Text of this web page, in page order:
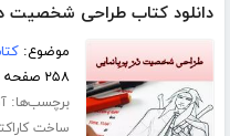
دانلود کتاب طراحی شخصیت
موضوع:
۲۵۸ صفحه
برچسب‌ها:
ساخت